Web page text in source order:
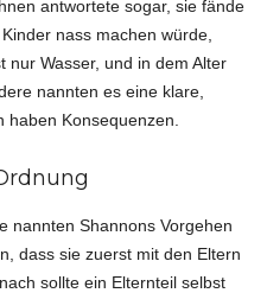
antwortete sogar, sie fände
nass machen würde,
nur Wasser, und in dem Alter
nannten es eine klare,
Konsequenzen.
nannten Shannons Vorgehen
dass sie zuerst mit den Eltern
sollte ein Elternteil selbst